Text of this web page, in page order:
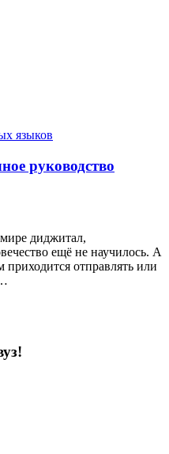
языков
руководство
диджитал,
ещё не научилось. А
приходится отправлять или